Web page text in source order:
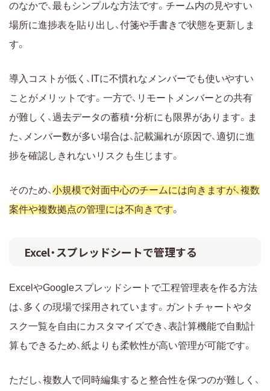
のなかで、最もシンプルな方法です。チーム内の見やすい
場所に進捗表を貼り出し、付箋や手書きで状態を更新しま
す。
導入コストが低く、ITに不慣れなメンバーでも使いやすい
ことがメリットです。一方で、リモートメンバーとの共有
が難しく、過去データの蓄積・分析にも限界があります。ま
た、メンバー数が多い場合は、記載漏れが原因で、適切に進
捗を確認しきれないリスクも生じます。
そのため、 小規模で対面中心のチームには向きますが、複数
案件や複数拠点の管理には不向きです。
Excel・スプレッドシートで管理する
ExcelやGoogleスプレッドシートで工程管理表を作る方法
は、多くの現場で採用されています。ガントチャートやタ
スク一覧を自由にカスタマイズでき、表計算機能で自動計
算もできるため、紙よりも柔軟性が高い管理が可能です。
ただし、複数人で同時編集すると整合性を保つのが難しく、